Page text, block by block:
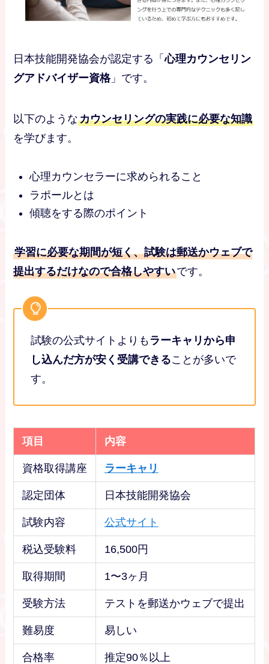
日本技能開発協会が認定する「心理カウンセリン
グアドバイザー資格」です。
以下のようなカウンセリングの実践に必要な知識
を学びます。
心理カウンセラーに求められること
ラポールとは
傾聴をする際のポイント
学習に必要な期間が短く、試験は郵送かウェブで
提出するだけなので合格しやすいです。
試験の公式サイトよりも ラーキャリから申
し込んだ方が安く受講できることが多いで
す。
項目 内容
資格取得講座 ラーキャリ
認定団体 日本技能開発協会
試験内容 公式サイト
税込受験料 16,500円
取得期間 1〜3ヶ月
受験方法 テストを郵送かウェブで提出
難易度 易しい
合格率 推定90％以上